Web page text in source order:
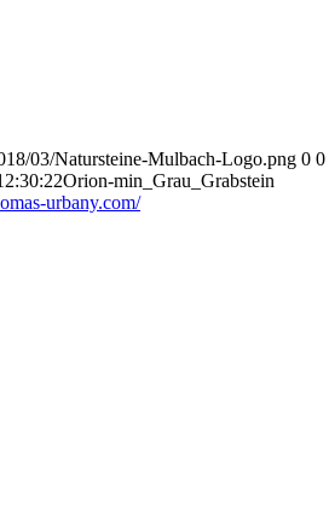
03/Natursteine-Mulbach-Logo.png 0 0
Orion-min_Grau_Grabstein
urbany.com/